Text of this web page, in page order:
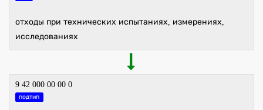
отходы при технических испытаниях, измерениях,
исследованиях
9 42 000 00 00 0
подтип